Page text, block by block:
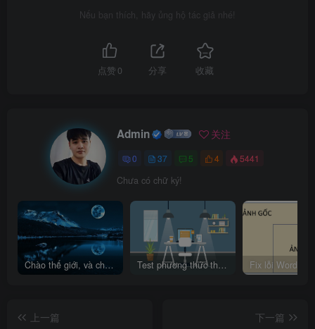
Nếu bạn thích, hãy ủng hộ tác giả nhé!
点赞 0 分享 收藏
Admin 关注
0 37 5 4 5441
Chưa có chữ ký!
Chào thế giới, và chào chính mình! Test phương thức thanh toán mới
上一篇
下一篇